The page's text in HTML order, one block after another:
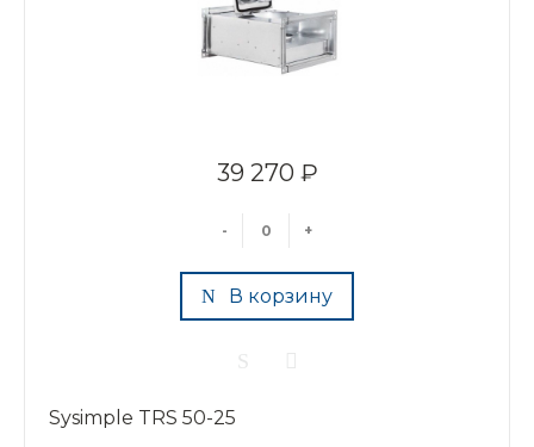
39 270 ₽
- +
В корзину
Sysimple TRS 50-25